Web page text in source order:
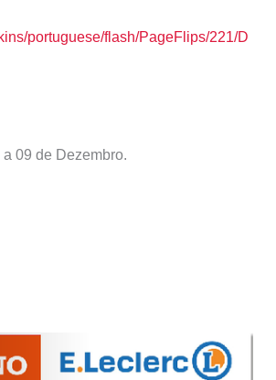
portuguese/flash/PageFlips/221/D
09 de Dezembro.